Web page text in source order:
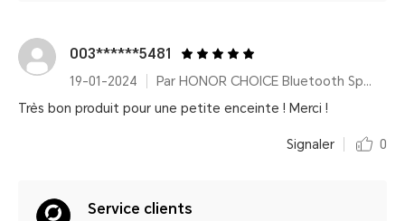
003******5481
19-01-2024
Par HONOR CHOICE Bluetooth Speaker
Très bon produit pour une petite enceinte ! Merci !
Signaler 0
Service clients